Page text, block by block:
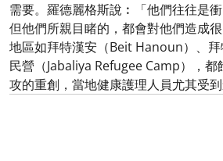
需要。羅德麗格斯說︰「他們往往是
但他們所親目睹的，都會對他們造成
地區如拜特漢安（Beit Hanoun）、
民營（Jabaliya Refugee Camp），都
攻的重創，當地健康護理人員尤其受到